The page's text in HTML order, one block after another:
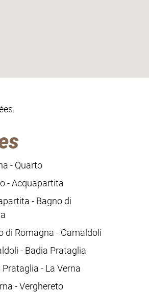
- Quarto
- Acquapartita
- Bagno di
di Romagna - Camaldoli
- Badia Prataglia
Prataglia - La Verna
- Verghereto